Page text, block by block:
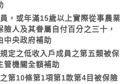
，或年滿15歲以上實際從事農業
險人及其眷屬自付百分之三十，
中央政府補助
定之低收入戶成員之第五類被保
管機關全額補助
第10條第1項第1款第4目被保險